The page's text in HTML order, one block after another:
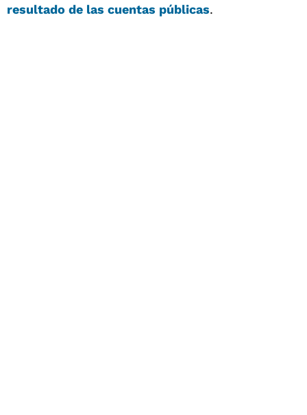
resultado de las cuentas públicas.